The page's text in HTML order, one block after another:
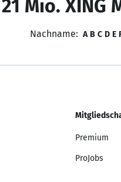
21 Mio. XING
Nachname: A B C D E
Premium
ProJobs